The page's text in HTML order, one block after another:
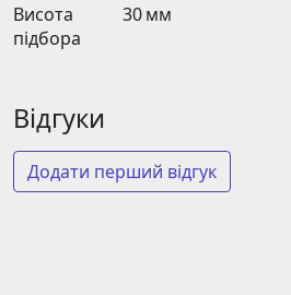
Висота
підбора
30 мм
Відгуки
Додати перший відгук